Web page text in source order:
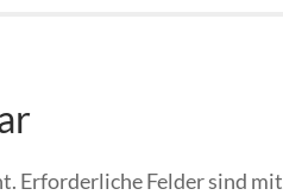
Erforderliche Felder sind mit